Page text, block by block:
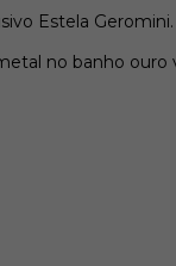
Estela Geromini.
no banho